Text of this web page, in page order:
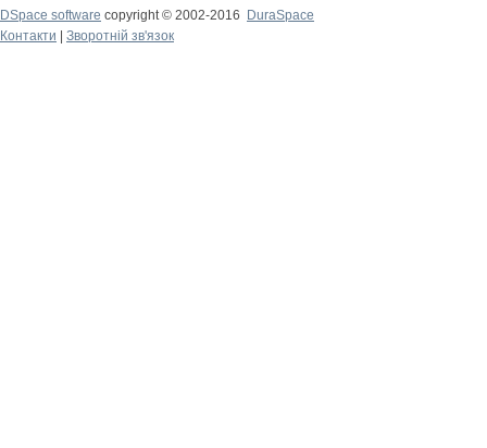
DSpace software copyright © 2002-2016
DuraSpace
Контакти
Зворотній зв'язок